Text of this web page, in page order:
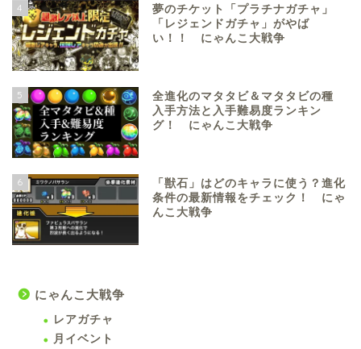
4
夢のチケット「プラチナガチャ」
「レジェンドガチャ」がやば
い！！ にゃんこ大戦争
5
全進化のマタタビ＆マタタビの種
入手方法と入手難易度ランキン
グ！ にゃんこ大戦争
6
「獣石」はどのキャラに使う？進化
条件の最新情報をチェック！ にゃ
んこ大戦争
にゃんこ大戦争
レアガチャ
月イベント